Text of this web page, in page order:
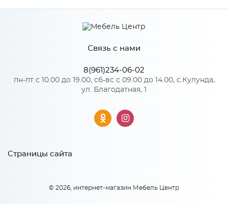
Производитель МиФ
Количество упаковок: 1
Связь с нами
8(961)234-06-02
пн-пт с 10.00 до 19.00, сб-вс с 09.00 до 14.00, с.Кулунда,
ул. Благодатная, 1
Страницы сайта
© 2026, интернет-магазин Мебель Центр